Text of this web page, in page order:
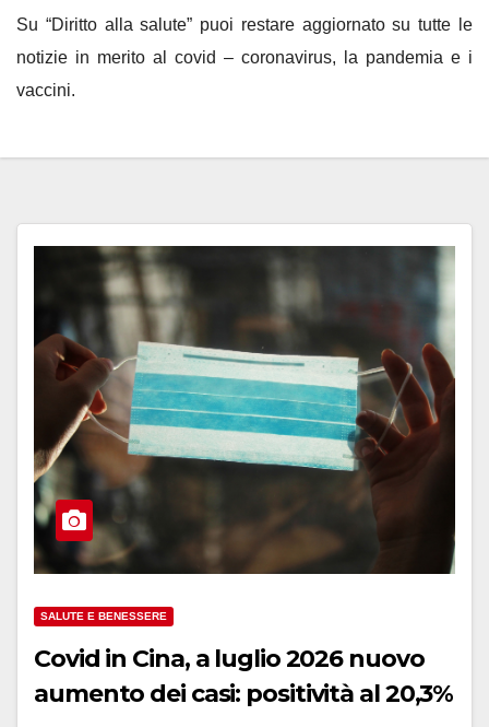
Su “Diritto alla salute” puoi restare aggiornato su tutte le
notizie in merito al covid – coronavirus, la pandemia e i
vaccini.
SALUTE E BENESSERE
Covid in Cina, a luglio 2026 nuovo
aumento dei casi: positività al 20,3%